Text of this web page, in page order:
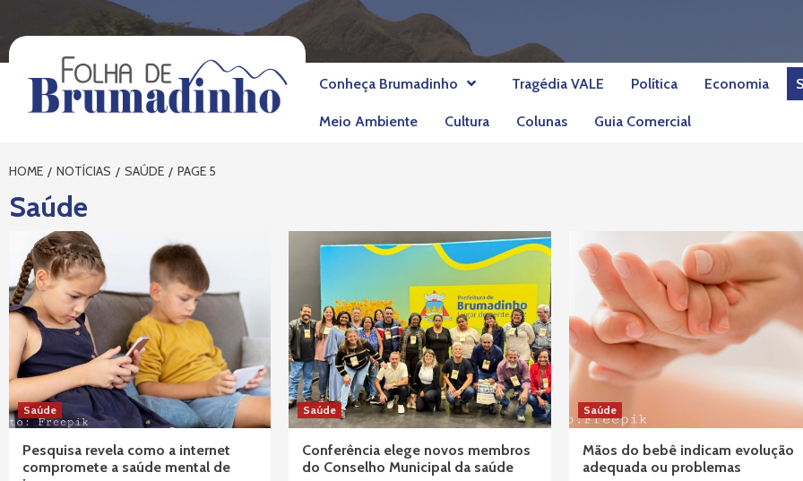
content
Conheça Brumadinho Tragédia VALE Política Economia
Meio Ambiente Cultura Colunas Guia Comercial
HOME NOTÍCIAS SAÚDE PAGE 5
Saúde
Saúde
Pesquisa revela como a internet
compromete a saúde mental de
Saúde
Conferência elege novos membros
do Conselho Municipal da saúde
Saúde
Mãos do bebê indicam evolução
adequada ou problemas